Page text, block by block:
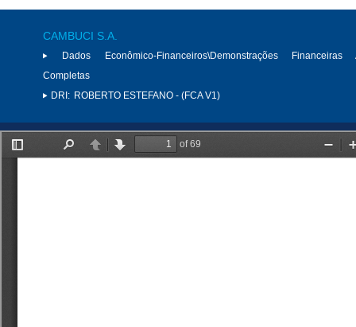
CAMBUCI S.A.
Dados Econômico-Financeiros\Demonstrações Financeiras
Completas
DRI: ROBERTO ESTEFANO - (FCA V1)